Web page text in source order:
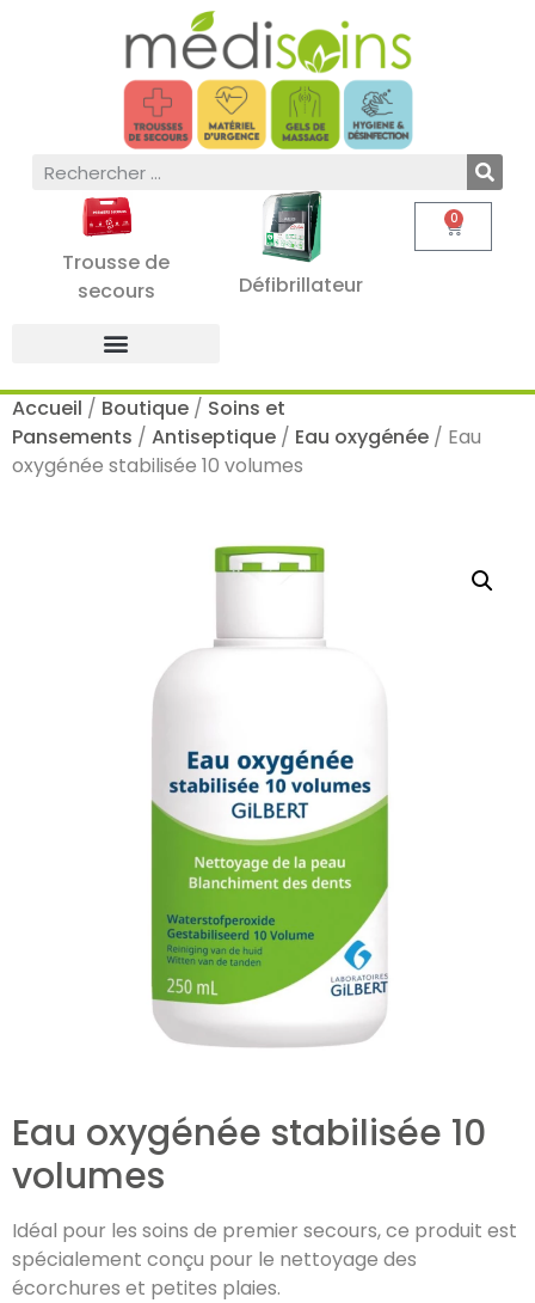
Trousse de
secours
Défibrillateur
0
Accueil / Boutique / Soins et
Pansements / Antiseptique / Eau oxygénée / Eau
oxygénée stabilisée 10 volumes
Eau oxygénée stabilisée 10
volumes
Idéal pour les soins de premier secours, ce produit est
spécialement conçu pour le nettoyage des
écorchures et petites plaies.